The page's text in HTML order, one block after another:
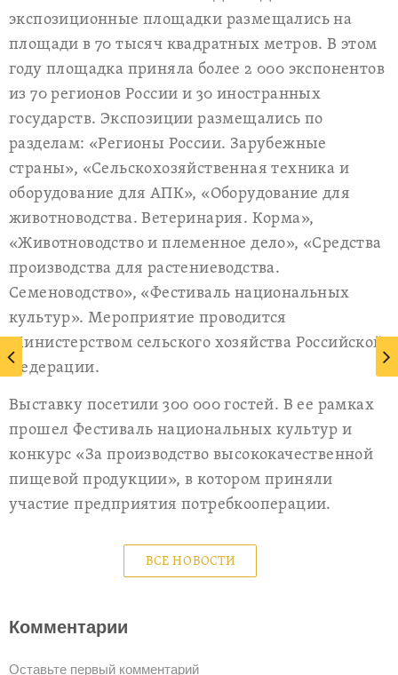
экспозиционные площадки размещались на
площади в 70 тысяч квадратных метров. В этом
году площадка приняла более 2 000 экспонентов
из 70 регионов России и 30 иностранных
государств. Экспозиции размещались по
разделам: «Регионы России. Зарубежные
страны», «Сельскохозяйственная техника и
оборудование для АПК», «Оборудование для
животноводства. Ветеринария. Корма»,
«Животноводство и племенное дело», «Средства
производства для растениеводства.
Семеноводство», «Фестиваль национальных
культур». Мероприятие проводится
Министерством сельского хозяйства Российской
Федерации.
Выставку посетили 300 000 гостей. В ее рамках
прошел Фестиваль национальных культур и
конкурс «За производство высококачественной
пищевой продукции», в котором приняли
участие предприятия потребкооперации.
ВСЕ НОВОСТИ
Комментарии
Оставьте первый комментарий